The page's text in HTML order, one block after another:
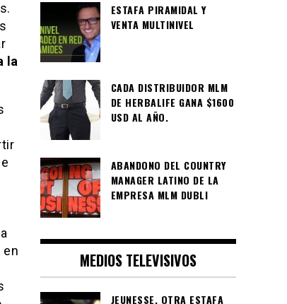
la
en
ESTAFA PIRAMIDAL Y
VENTA MULTINIVEL
CADA DISTRIBUIDOR MLM
DE HERBALIFE GANA $1600
USD AL AÑO.
ABANDONO DEL COUNTRY
MANAGER LATINO DE LA
EMPRESA MLM DUBLI
MEDIOS TELEVISIVOS
JEUNESSE, OTRA ESTAFA